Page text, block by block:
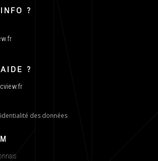
?
?
des données